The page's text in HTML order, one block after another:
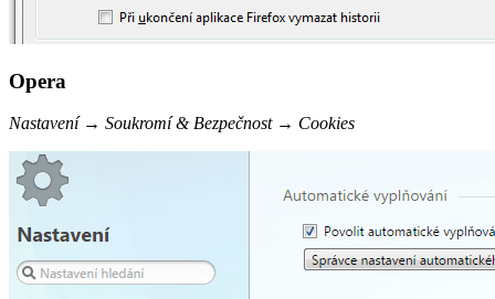
Opera
Nastavení→ Soukromí & Bezpečnost→ Cookies